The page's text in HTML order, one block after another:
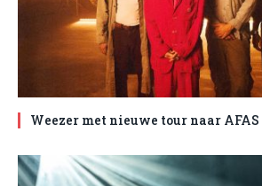
Weezer met nieuwe tour naar